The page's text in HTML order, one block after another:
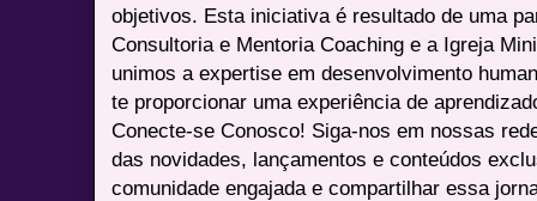
objetivos. Esta iniciativa é resultado de uma
Consultoria e Mentoria Coaching e a Igreja
unimos a expertise em desenvolvimento
te proporcionar uma experiência de
Conecte-se Conosco! Siga-nos em nossas
das novidades, lançamentos e conteúdos
comunidade engajada e compartilhar essa